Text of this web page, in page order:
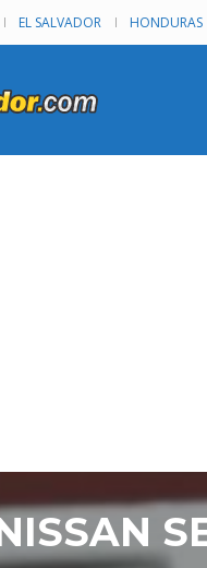
EL SALVADOR HONDURAS